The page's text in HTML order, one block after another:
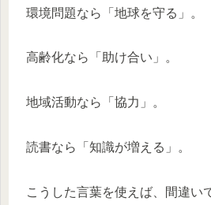
環境問題なら「地球を守る」。
高齢化なら「助け合い」。
地域活動なら「協力」。
読書なら「知識が増える」。
こうした言葉を使えば、間違い